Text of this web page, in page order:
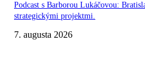
Podcast s Barborou Lukáčovou:
strategickými projektmi.
7. augusta 2026